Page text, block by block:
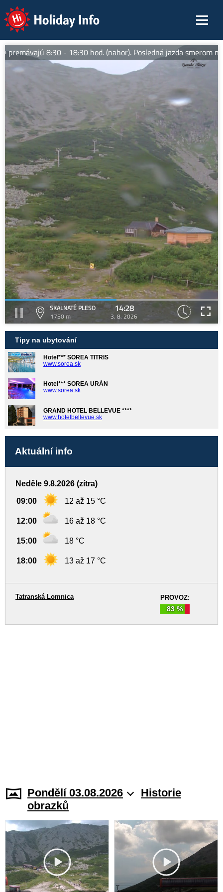
Holiday Info
8:30 - 18:30 hod. (nahor). Posledná jazda smerom
SKALNATÉ PLESO
1750 m
14:28
3. 8. 2026
Tipy na ubytování
Hotel*** SOREA TITRIS
www.sorea.sk
Hotel*** SOREA URÁN
www.sorea.sk
GRAND HOTEL BELLEVUE ****
www.hotelbellevue.sk
Aktuální info
Neděle 9.8.2026 (zítra)
09:00 12 až 15 °C
12:00 16 až 18 °C
15:00 18 °C
18:00 13 až 17 °C
PROVOZ:
83 %
Tatranská Lomnica
Pondělí 03.08.2026
Historie
obrazků